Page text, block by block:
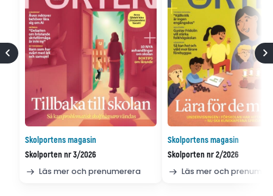
Skolportens magasin
Skolporten nr 3/2026
Läs mer och prenumerera
Skolportens magasin
Skolporten nr 2/2026
Läs mer och